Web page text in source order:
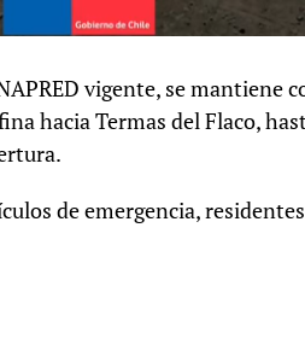
vigente, se mantiene
hacia Termas del Flaco,
de emergencia,